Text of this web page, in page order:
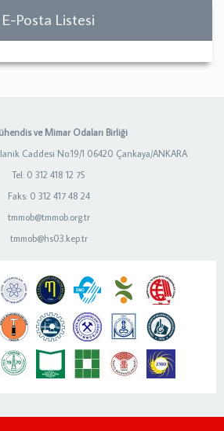
E-Posta Listesi
ve Mimar Odaları Birliği
Caddesi No:19/1 06420 Çankaya/ANKARA
Tel: 0 312 418 12 75
Faks: 0 312 417 48 24
tmmob@tmmob.org.tr
tmmob@hs03.kep.tr